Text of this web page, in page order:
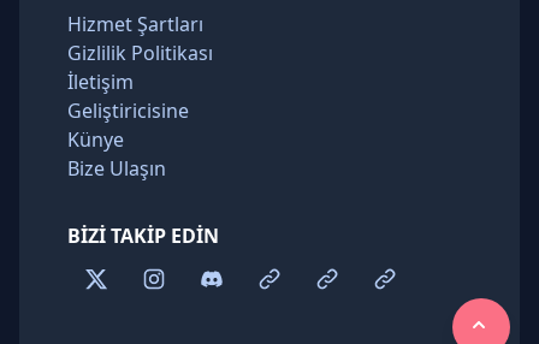
Hizmet Şartları
Gizlilik Politikası
İletişim
Geliştiricisine
Künye
Bize Ulaşın
BIZI TAKIP EDIN